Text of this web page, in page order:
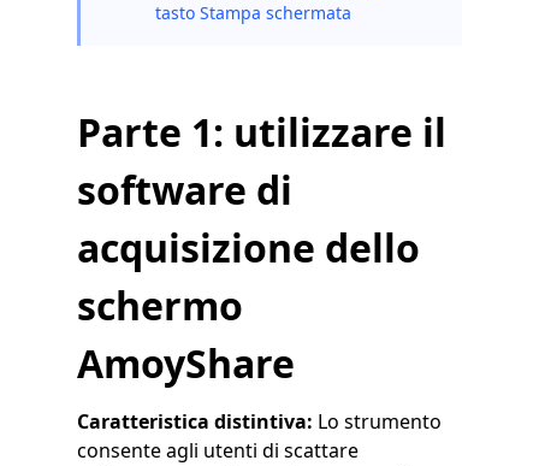
tasto Stampa schermata
Parte 1: utilizzare il
software di
acquisizione dello
schermo
AmoyShare
Caratteristica distintiva: Lo strumento
consente agli utenti di scattare